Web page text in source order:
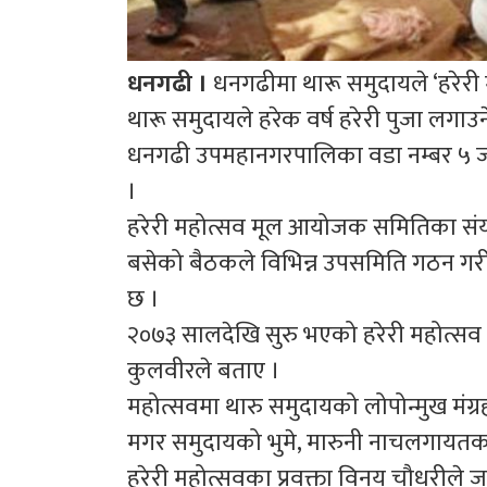
धनगढी । धनगढीमा थारू समुदायले
थारू समुदायले हरेक वर्ष हरेरी पुजा
धनगढी उपमहानगरपालिका वडा नम्बर
।
हरेरी महोत्सव मूल आयोजक समितिका
बसेको बैठकले विभिन्न उपसमिति गठन
छ ।
२०७३ सालदेखि सुरु भएको हरेरी
कुलवीरले बताए ।
महोत्सवमा थारु समुदायको लोपोन्मुख
मगर समुदायको भुमे, मारुनी
हरेरी महोत्सवका प्रवक्ता विनय चौधरीले